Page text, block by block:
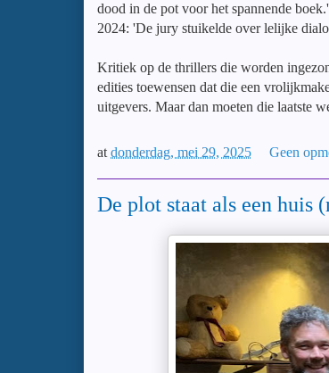
dood in de pot voor het spannende boek.'
2024: 'De jury stuikelde over lelijke
Kritiek op de thrillers die worden
edities toewensen dat die een
uitgevers. Maar dan moeten die laatste
at donderdag, mei 29, 2025 Geen
De plot staat als een huis